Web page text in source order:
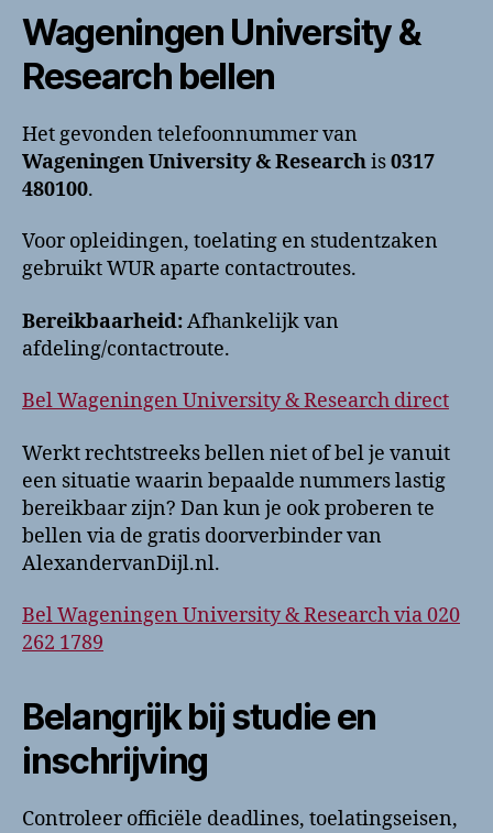
Wageningen University &
Research bellen
Het gevonden telefoonnummer van
Wageningen University & Researchis0317
480100.
Voor opleidingen, toelating en studentzaken
gebruikt WUR aparte contactroutes.
Bereikbaarheid:Afhankelijk van
afdeling/contactroute.
Bel Wageningen University & Research direct
Werkt rechtstreeks bellen niet of bel je vanuit
een situatie waarin bepaalde nummers lastig
bereikbaar zijn? Dan kun je ook proberen te
bellen via de gratis doorverbinder van
AlexandervanDijl.nl.
Bel Wageningen University & Research via 020
262 1789
Belangrijk bij studie en
inschrijving
Controleer officiële deadlines, toelatingseisen,